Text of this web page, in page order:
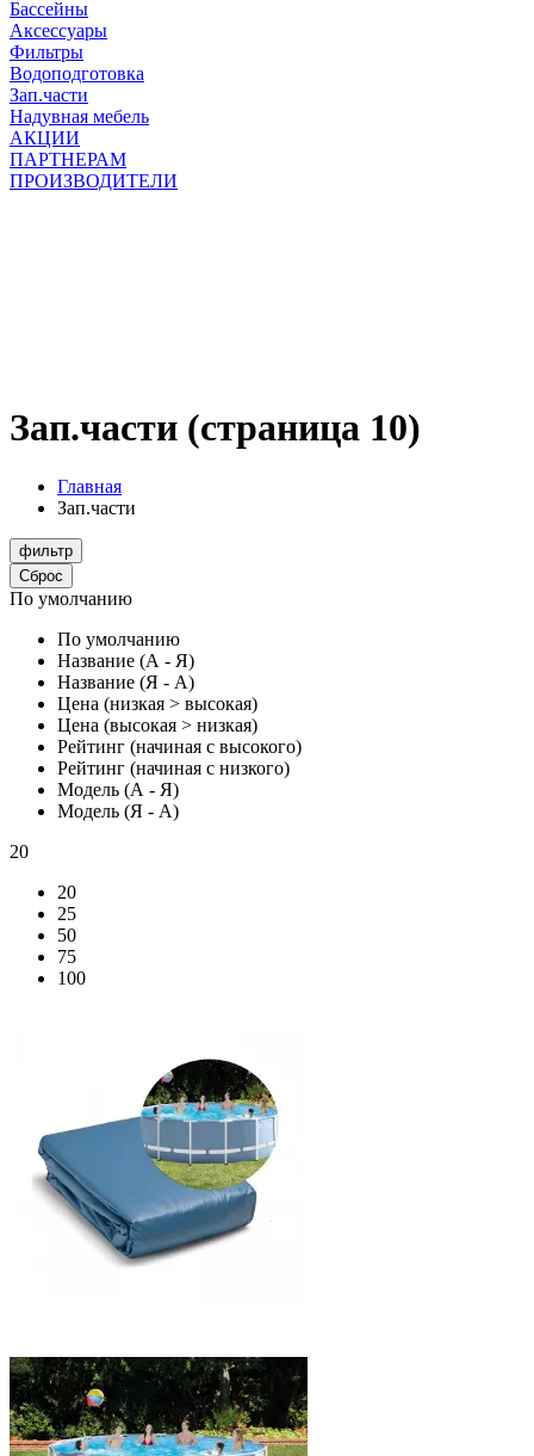
Бассейны
Аксессуары
Фильтры
Водоподготовка
Зап.части
Надувная мебель
АКЦИИ
ПАРТНЕРАМ
ПРОИЗВОДИТЕЛИ
Зап.части (страница 10)
Главная
Зап.части
фильтр
Сброс
По умолчанию
По умолчанию
Название (А - Я)
Название (Я - А)
Цена (низкая > высокая)
Цена (высокая > низкая)
Рейтинг (начиная с высокого)
Рейтинг (начиная с низкого)
Модель (А - Я)
Модель (Я - А)
20
20
25
50
75
100